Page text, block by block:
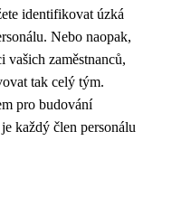
identifikovat úzká
Nebo naopak,
vašich zaměstnanců,
tak celý tým.
pro budování
každý člen personálu